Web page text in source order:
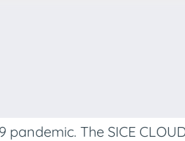
The SICE